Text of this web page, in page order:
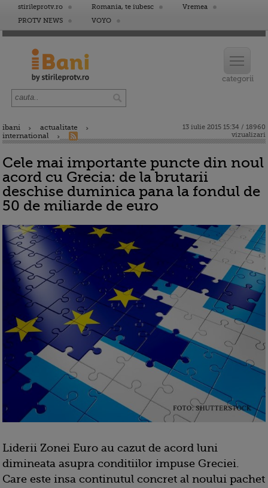
stirileprotv.ro Romania, te iubesc
Vremea
PROTV NEWS
VOYO
ibani
actualitate
international
13 iulie 2015 15:34 / 18960
vizualizari
Cele mai importante puncte din noul
acord cu Grecia: de la brutarii
deschise duminica pana la fondul de
50 de miliarde de euro
Liderii Zonei Euro au cazut de acord luni
dimineata asupra conditiilor impuse Greciei.
Care este insa continutul concret al noului pachet